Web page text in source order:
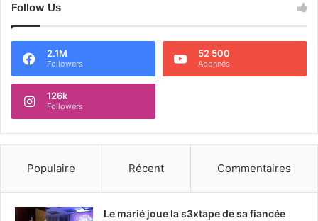
Follow Us
2.1M
Followers
52 500
Abonnés
126k
Followers
Populaire Récent Commentaires
Le marié joue la s3xtape de sa fiancée